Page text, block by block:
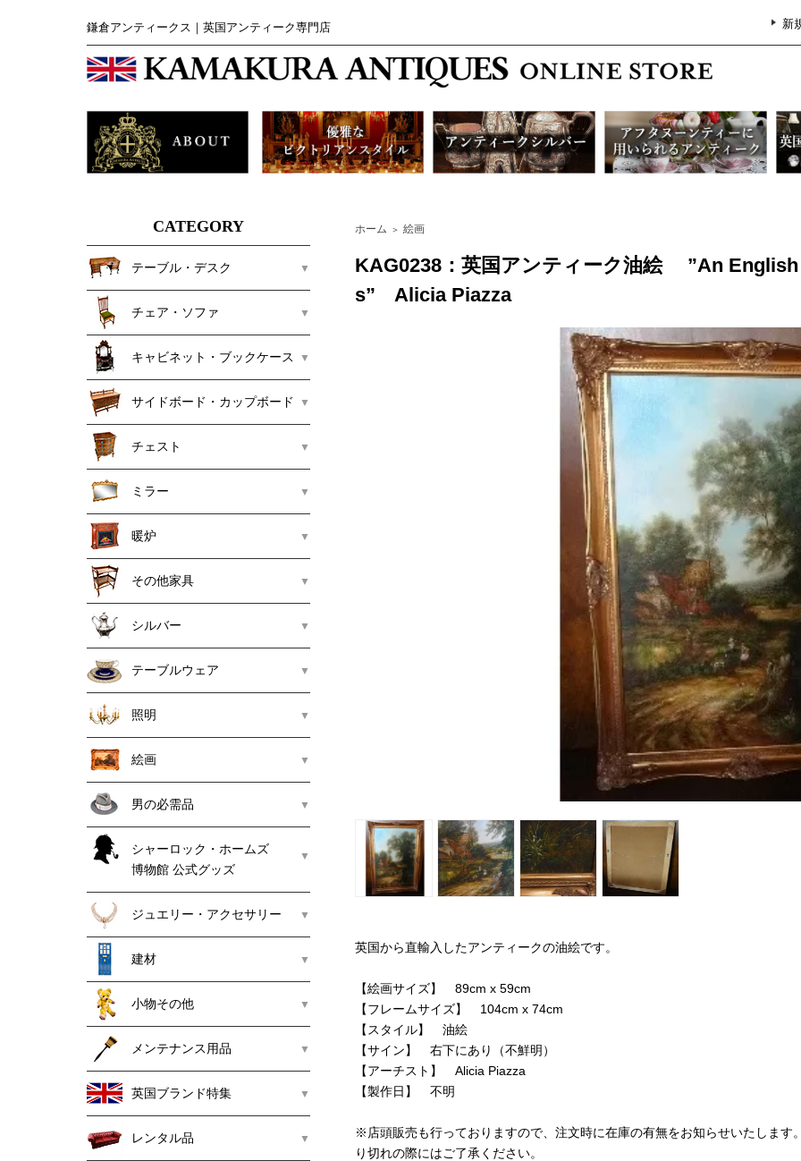
鎌倉アンティークス｜英国アンティーク専門店 新
CATEGORY
テーブル・デスク
チェア・ソファ
キャビネット・ブックケース
サイドボード・カップボード
チェスト
ミラー
暖炉
その他家具
シルバー
テーブルウェア
照明
絵画
男の必需品
シャーロック・ホームズ
博物館 公式グッズ
ジュエリー・アクセサリー
建材
小物その他
メンテナンス用品
英国ブランド特集
レンタル品
ホーム ＞ 絵画
KAG0238：英国アンティーク油絵 ”An
s” Alicia Piazza
英国から直輸入したアンティークの油絵です。
【絵画サイズ】 89cm x 59cm
【フレームサイズ】 104cm x 74cm
【スタイル】 油絵
【サイン】 右下にあり（不鮮明）
【アーチスト】 Alicia Piazza
【製作日】 不明
※店頭販売も行っておりますので、注文時に在庫の有無をお知らせいたします
り切れの際にはご了承ください。